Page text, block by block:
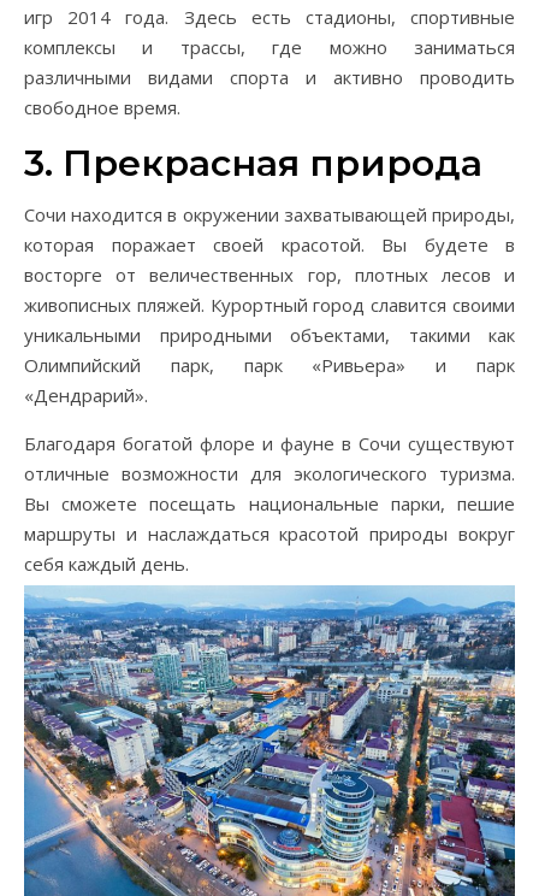
игр 2014 года. Здесь есть стадионы, спортивные
комплексы и трассы, где можно заниматься
различными видами спорта и активно проводить
свободное время.
3. Прекрасная природа
Сочи находится в окружении захватывающей природы,
которая поражает своей красотой. Вы будете в
восторге от величественных гор, плотных лесов и
живописных пляжей. Курортный город славится своими
уникальными природными объектами, такими как
Олимпийский парк, парк «Ривьера» и парк
«Дендрарий».
Благодаря богатой флоре и фауне в Сочи существуют
отличные возможности для экологического туризма.
Вы сможете посещать национальные парки, пешие
маршруты и наслаждаться красотой природы вокруг
себя каждый день.